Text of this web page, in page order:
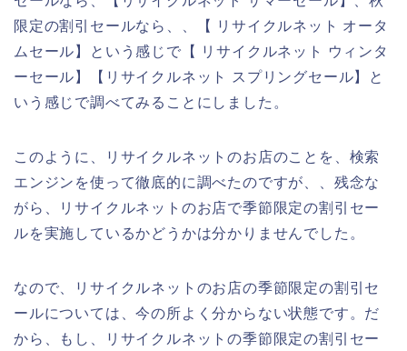
限定の割引セールなら、、【 リサイクルネット オータ
ムセール】という感じで【 リサイクルネット ウィンタ
ーセール】【リサイクルネット スプリングセール】と
いう感じで調べてみることにしました。
このように、リサイクルネットのお店のことを、検索
エンジンを使って徹底的に調べたのですが、、残念な
がら、リサイクルネットのお店で季節限定の割引セー
ルを実施しているかどうかは分かりませんでした。
なので、リサイクルネットのお店の季節限定の割引セ
ールについては、今の所よく分からない状態です。だ
から、もし、リサイクルネットの季節限定の割引セー